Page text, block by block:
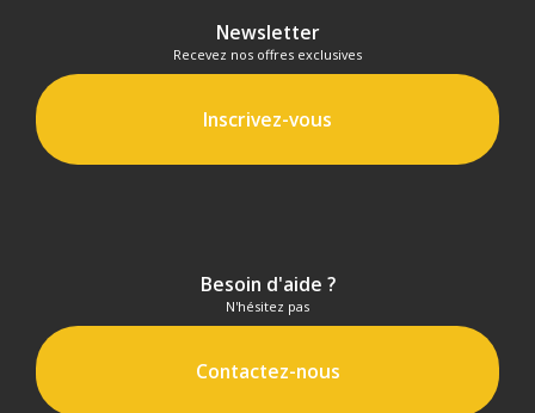
Newsletter
Recevez nos offres exclusives
Inscrivez-vous
Besoin d'aide ?
N'hésitez pas
Contactez-nous